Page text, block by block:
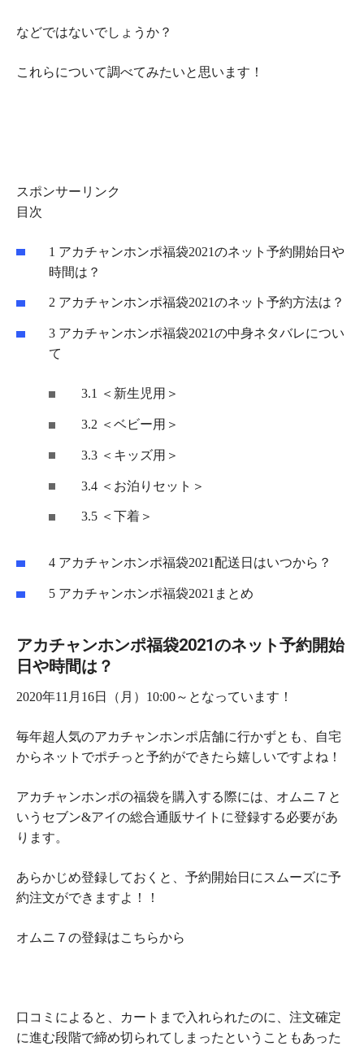
などではないでしょうか？
これらについて調べてみたいと思います！
スポンサーリンク
目次
1 アカチャンホンポ福袋2021のネット予約開始日や
時間は？
2 アカチャンホンポ福袋2021のネット予約方法は？
3 アカチャンホンポ福袋2021の中身ネタバレについ
て
3.1 ＜新生児用＞
3.2 ＜ベビー用＞
3.3 ＜キッズ用＞
3.4 ＜お泊りセット＞
3.5 ＜下着＞
4 アカチャンホンポ福袋2021配送日はいつから？
5 アカチャンホンポ福袋2021まとめ
アカチャンホンポ福袋2021のネット予約開始
日や時間は？
2020年11月16日（月）10:00～ となっています！
毎年超人気のアカチャンホンポ店舗に行かずとも、自宅
からネットでポチっと予約ができたら嬉しいですよね！
アカチャンホンポの福袋を購入する際には、オムニ７と
いうセブン&アイの総合通販サイトに登録する必要があ
ります。
あらかじめ登録しておくと、予約開始日にスムーズに予
約注文ができますよ！！
オムニ７の登録はこちらから
口コミによると、カートまで入れられたのに、注文確定
に進む段階で締め切られてしまったということもあった